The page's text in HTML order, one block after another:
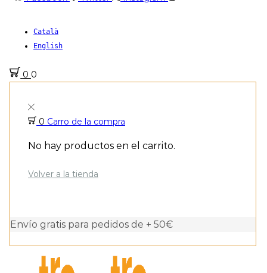
Català
English
0 0
0 Carro de la compra
No hay productos en el carrito.
Volver a la tienda
Envío gratis para pedidos de + 50€